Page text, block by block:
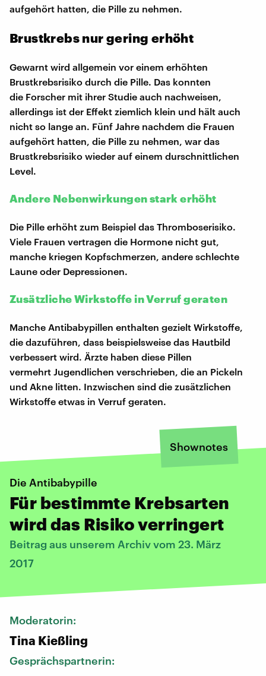
aufgehört hatten, die Pille zu nehmen.
Brustkrebs nur gering erhöht
Gewarnt wird allgemein vor einem erhöhten
Brustkrebsrisiko durch die Pille. Das konnten
die Forscher mit ihrer Studie auch nachweisen,
allerdings ist der Effekt ziemlich klein und hält auch
nicht so lange an. Fünf Jahre nachdem die Frauen
aufgehört hatten, die Pille zu nehmen, war das
Brustkrebsrisiko wieder auf einem durschnittlichen
Level.
Andere Nebenwirkungen stark erhöht
Die Pille erhöht zum Beispiel das Thromboserisiko.
Viele Frauen vertragen die Hormone nicht gut,
manche kriegen Kopfschmerzen, andere schlechte
Laune oder Depressionen.
Zusätzliche Wirkstoffe in Verruf geraten
Manche Antibabypillen enthalten gezielt Wirkstoffe,
die dazuführen, dass beispielsweise das Hautbild
verbessert wird. Ärzte haben diese Pillen
vermehrt Jugendlichen verschrieben, die an Pickeln
und Akne litten. Inzwischen sind die zusätzlichen
Wirkstoffe etwas in Verruf geraten.
Shownotes
Die Antibabypille
Für bestimmte Krebsarten
wird das Risiko verringert
Beitrag aus unserem Archiv vom 23. März
2017
Moderatorin:
Tina Kießling
Gesprächspartnerin: